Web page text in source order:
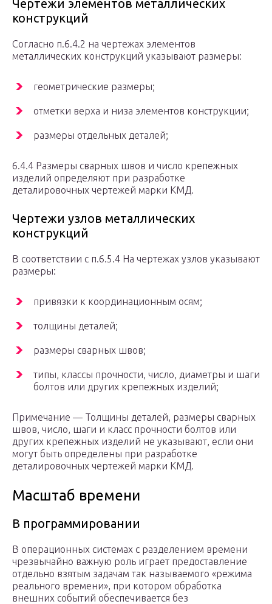
Чертежи элементов металлических
конструкций
Согласно п.6.4.2 на чертежах элементов
металлических конструкций указывают размеры:
геометрические размеры;
отметки верха и низа элементов конструкции;
размеры отдельных деталей;
6.4.4 Размеры сварных швов и число крепежных
изделий определяют при разработке
деталировочных чертежей марки КМД.
Чертежи узлов металлических
конструкций
В соответствии с п.6.5.4 На чертежах узлов указывают
размеры:
привязки к координационным осям;
толщины деталей;
размеры сварных швов;
типы, классы прочности, число, диаметры и шаги
болтов или других крепежных изделий;
Примечание — Толщины деталей, размеры сварных
швов, число, шаги и класс прочности болтов или
других крепежных изделий не указывают, если они
могут быть определены при разработке
деталировочных чертежей марки КМД.
Масштаб времени
В программировании
В операционных системах с разделением времени
чрезвычайно важную роль играет предоставление
отдельно взятым задачам так называемого «режима
реального времени», при котором обработка
внешних событий обеспечивается без